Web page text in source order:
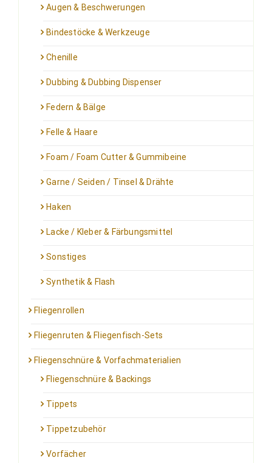
Augen & Beschwerungen
Bindestöcke & Werkzeuge
Chenille
Dubbing & Dubbing Dispenser
Federn & Bälge
Felle & Haare
Foam / Foam Cutter & Gummibeine
Garne / Seiden / Tinsel & Drähte
Haken
Lacke / Kleber & Färbungsmittel
Sonstiges
Synthetik & Flash
Fliegenrollen
Fliegenruten & Fliegenfisch-Sets
Fliegenschnüre & Vorfachmaterialien
Fliegenschnüre & Backings
Tippets
Tippetzubehör
Vorfächer